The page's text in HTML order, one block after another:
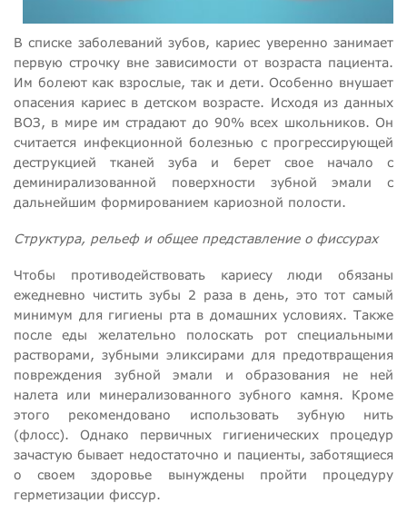
В списке заболеваний зубов, кариес уверенно занимает
первую строчку вне зависимости от возраста пациента.
Им болеют как взрослые, так и дети. Особенно внушает
опасения кариес в детском возрасте. Исходя из данных
ВОЗ, в мире им страдают до 90% всех школьников. Он
считается инфекционной болезнью с прогрессирующей
деструкцией тканей зуба и берет свое начало с
деминирализованной поверхности зубной эмали с
дальнейшим формированием кариозной полости.
Структура, рельеф и общее представление о фиссурах
Чтобы противодействовать кариесу люди обязаны
ежедневно чистить зубы 2 раза в день, это тот самый
минимум для гигиены рта в домашних условиях. Также
после еды желательно полоскать рот специальными
растворами, зубными эликсирами для предотвращения
повреждения зубной эмали и образования не ней
налета или минерализованного зубного камня. Кроме
этого рекомендовано использовать зубную нить
(флосс). Однако первичных гигиенических процедур
зачастую бывает недостаточно и пациенты, заботящиеся
о своем здоровье вынуждены пройти процедуру
герметизации фиссур.